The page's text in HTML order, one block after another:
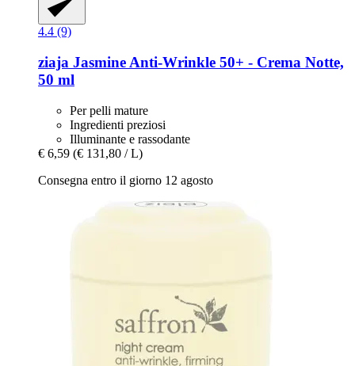
4.4 (9)
ziaja Jasmine Anti-​Wrinkle 50+ -​ Crema Notte,
50 ml
Per pelli mature
Ingredienti preziosi
Illuminante e rassodante
€ 6,59 (€ 131,80 / L)
Consegna entro il giorno 12 agosto